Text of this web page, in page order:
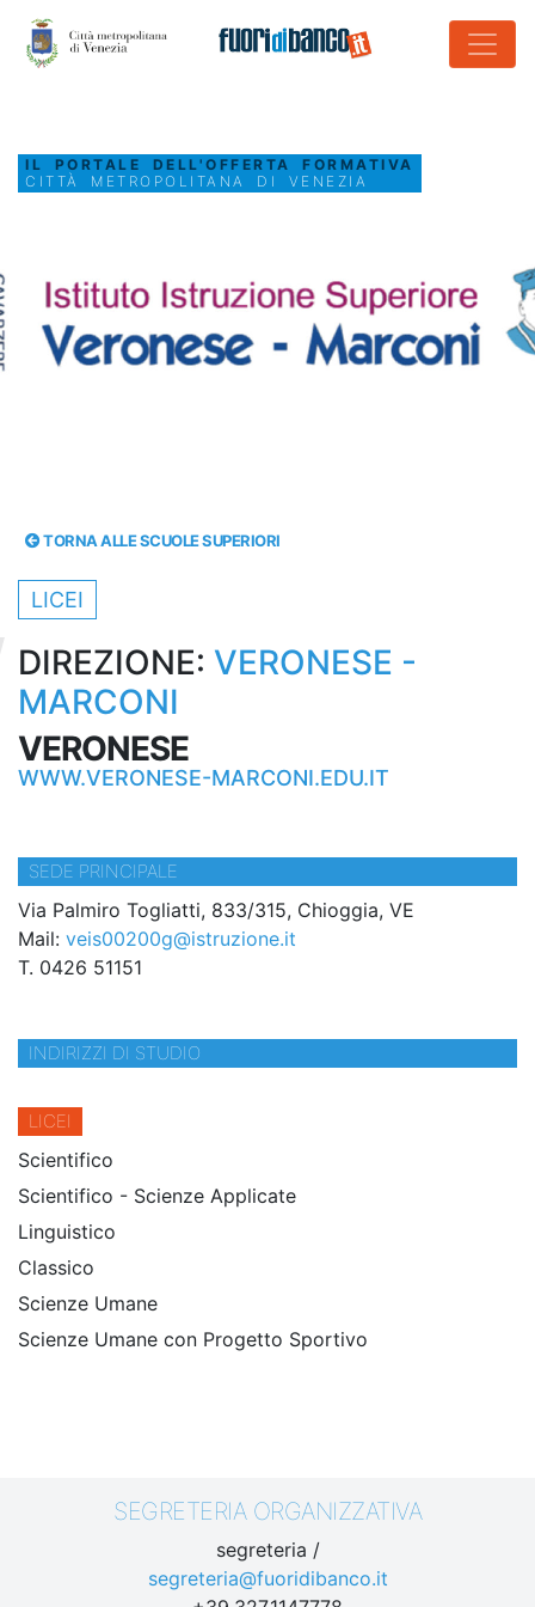
IL PORTALE DELL'OFFERTA FORMATIVA
CITTÀ METROPOLITANA DI VENEZIA
TORNA ALLE SCUOLE SUPERIORI
LICEI
DIREZIONE: VERONESE -
MARCONI
VERONESE
WWW.VERONESE-MARCONI.EDU.IT
SEDE PRINCIPALE
Via Palmiro Togliatti, 833/315, Chioggia, VE
Mail: veis00200g@istruzione.it
T. 0426 51151
INDIRIZZI DI STUDIO
LICEI
Scientifico
Scientifico - Scienze Applicate
Linguistico
Classico
Scienze Umane
Scienze Umane con Progetto Sportivo
SEGRETERIA ORGANIZZATIVA
segreteria /
segreteria@fuoridibanco.it